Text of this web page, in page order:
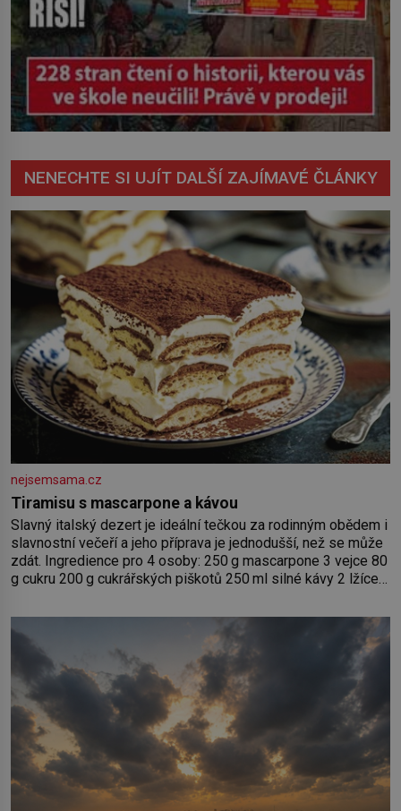
NENECHTE SI UJÍT DALŠÍ ZAJÍMAVÉ ČLÁNKY
nejsemsama.cz
Tiramisu s mascarpone a kávou
Slavný italský dezert je ideální tečkou za rodinným obědem i
slavnostní večeří a jeho příprava je jednodušší, než se může
zdát. Ingredience pro 4 osoby: 250 g mascarpone 3 vejce 80
g cukru 200 g cukrářských piškotů 250 ml silné kávy 2 lžíce
bílků. Žloutky vyšlehejte s cukrem do světlé pěny a postupně
do nich vmíchejte mascarpone, aby vznikl hladký